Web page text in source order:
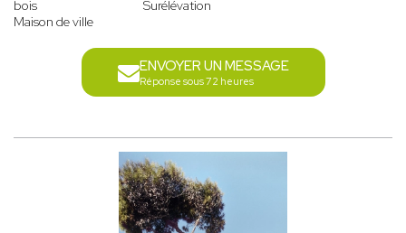
bois
Maison de ville
Surélévation
ENVOYER UN MESSAGE
Réponse sous 72 heures